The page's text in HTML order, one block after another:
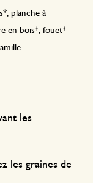
planche à
en bois*, fouet*
les
les graines de